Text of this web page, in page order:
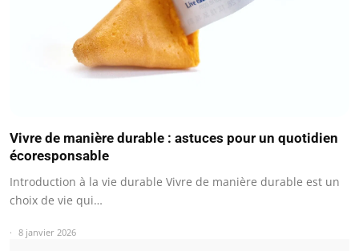
Vivre de manière durable : astuces pour un quotidien
écoresponsable
Introduction à la vie durable Vivre de manière durable est un
choix de vie qui…
8 janvier 2026